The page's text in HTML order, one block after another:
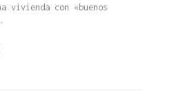
vivienda con «buenos